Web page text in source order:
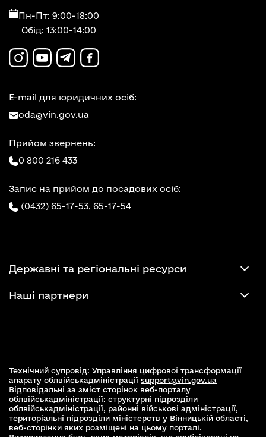
Пн-Пт: 9:00-18:00
Обід: 13:00-14:00
E-mail для юридичних осіб:
oda@vin.gov.ua
Прийом звернень:
0 800 216 433
Запис на прийом до посадових осіб:
(0432) 65-17-53, 65-17-54
Державні та регіональні ресурси
Наші партнери
Технічний супровід: Управління цифрової трансформації
апарату облвійськадміністрації support@vin.gov.ua
Відповідальні за зміст сторінок веб-порталу
облвійськадміністрації: структурні підрозділи
облвійськадміністрації, районні військові адміністрації,
територіальні підрозділи міністерств у Вінницькій області,
веб-сторінки яких розміщені на цьому порталі.